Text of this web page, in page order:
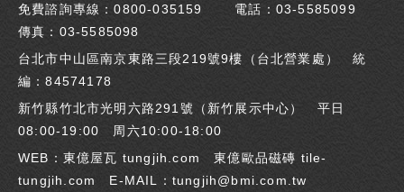
免費諮詢專線：0800-035159 電話： 03-5585099
傳真： 03-5585098
台北市中山區南京東路三段219號9樓（台北營業處） 統
編：84574178
新竹縣竹北市光明六路291號（ 新竹展示中心） 平日
08:00-19:00 周六10:00-18:00
WEB：東億屋瓦 tungjih.com 東億歐品磁磚 tile-
tungjih.com
E-MAIL： tungjih@bmi.com.tw